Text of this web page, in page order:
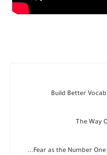
Build Better
The Way
Fear as the Number One